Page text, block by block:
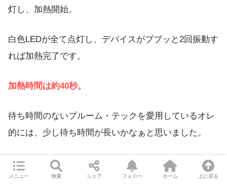
灯し、加熱開始。
白色LEDが全て点灯し、デバイスがブブッと2回振動す
れば加熱完了です。
加熱時間は約40秒。
待ち時間のないプルーム・テックを愛用しているオレ
的には、少し待ち時間が長いかなぁと思いました。
ちなみに加熱が終わってから吸えるのは、約3分30
メニュー 検索 シェア フォロー ホーム 上に戻る